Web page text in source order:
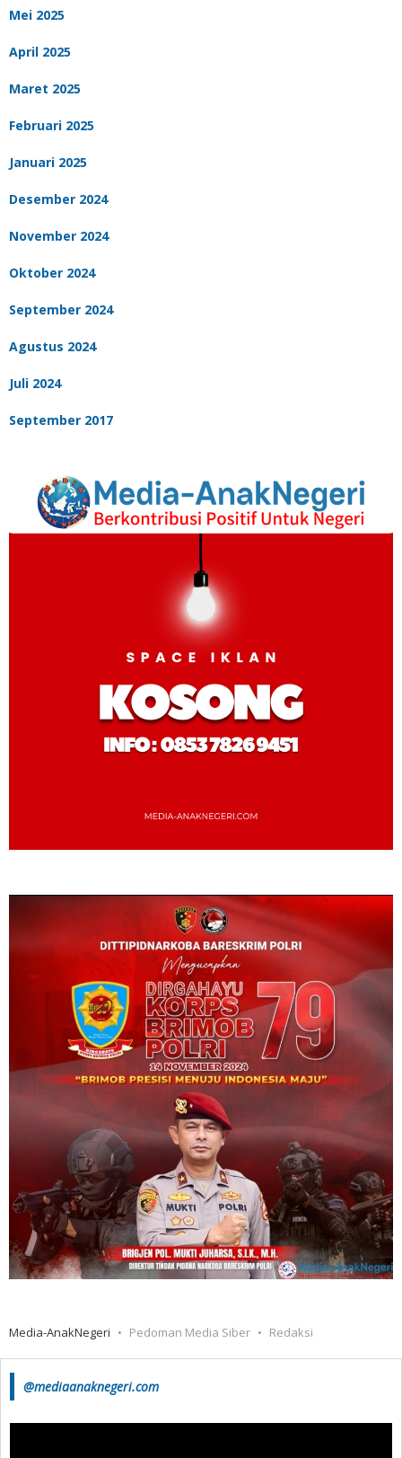
Mei 2025
April 2025
Maret 2025
Februari 2025
Januari 2025
Desember 2024
November 2024
Oktober 2024
September 2024
Agustus 2024
Juli 2024
September 2017
Media-AnakNegeri Pedoman Media Siber Redaksi
@mediaanaknegeri.com